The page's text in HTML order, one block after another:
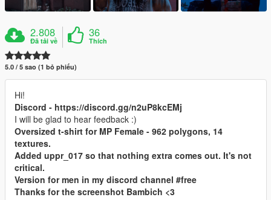
2.808
Đã tải về
36
Thích
5.0 / 5 sao (1 bỏ phiếu)
Hi!
Discord - https://discord.gg/n2uP8kcEMj
I will be glad to hear feedback :)
Oversized t-shirt for MP Female - 962 polygons, 14
textures.
Added uppr_017 so that nothing extra comes out. It's not
critical.
Version for men in my discord channel #free
Thanks for the screenshot Bambich <3